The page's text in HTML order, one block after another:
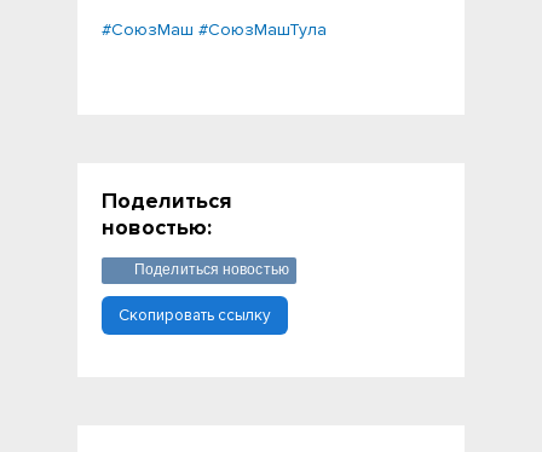
#СоюзМаш #СоюзМашТула
Поделиться
новостью:
Поделиться новостью
Скопировать ссылку